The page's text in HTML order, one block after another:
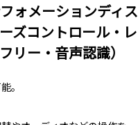
ォメーションディス
ズコントロール・レ
リー・音声認識）
。